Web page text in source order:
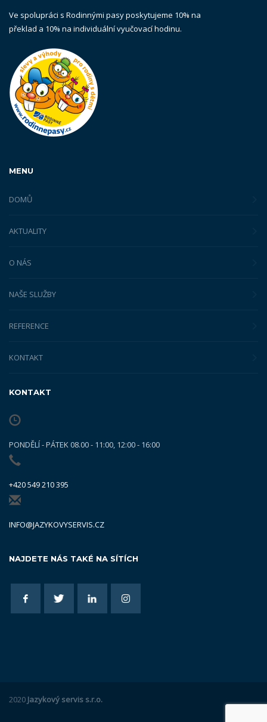
Ve spolupráci s Rodinnými pasy poskytujeme 10% na
překlad a 10% na individuální vyučovací hodinu.
MENU
DOMŮ
AKTUALITY
O NÁS
NAŠE SLUŽBY
REFERENCE
KONTAKT
KONTAKT
PONDĚLÍ - PÁTEK 08.00 - 11:00, 12:00 - 16:00
+420 549 210 395
INFO@JAZYKOVYSERVIS.CZ
NAJDETE NÁS TAKÉ NA SÍTÍCH
2020 Jazykový servis s.r.o.